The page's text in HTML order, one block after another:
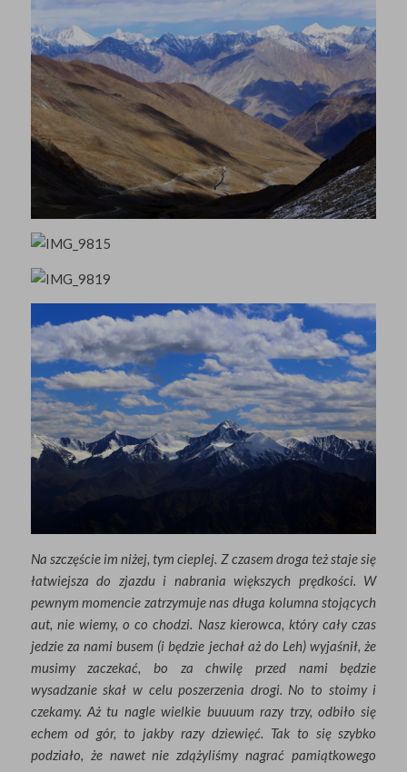
Na szczęście im niżej, tym cieplej. Z czasem droga też staje się
łatwiejsza do zjazdu i nabrania większych prędkości. W
pewnym momencie zatrzymuje nas długa kolumna stojących
aut, nie wiemy, o co chodzi. Nasz kierowca, który cały czas
jedzie za nami busem (i będzie jechał aż do Leh) wyjaśnił, że
musimy zaczekać, bo za chwilę przed nami będzie
wysadzanie skał w celu poszerzenia drogi. No to stoimy i
czekamy. Aż tu nagle wielkie buuuum razy trzy, odbiło się
echem od gór, to jakby razy dziewięć. Tak to się szybko
podziało, że nawet nie zdążyliśmy nagrać pamiątkowego